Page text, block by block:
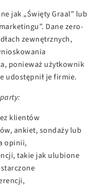
jak „Święty Graal” lub
Dane zero-
zewnętrznych,
ponieważ użytkownik
udostępnił je firmie.
klientów
ankiet, sondaży lub
opinii,
takie jak ulubione